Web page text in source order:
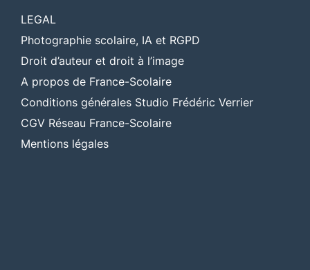
LEGAL
Photographie scolaire, IA et RGPD
Droit d’auteur et droit à l’image
A propos de France-Scolaire
Conditions générales Studio Frédéric Verrier
CGV Réseau France-Scolaire
Mentions légales